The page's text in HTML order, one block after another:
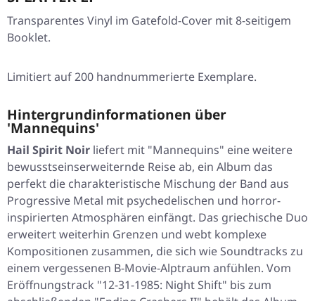
Transparentes Vinyl im Gatefold-Cover mit 8-seitigem
Booklet.
Limitiert auf 200 handnummerierte Exemplare.
Hintergrundinformationen über
'Mannequins'
Hail Spirit Noir liefert mit "Mannequins" eine weitere
bewusstseinserweiternde Reise ab, ein Album das
perfekt die charakteristische Mischung der Band aus
Progressive Metal mit psychedelischen und horror-
inspirierten Atmosphären einfängt. Das griechische Duo
erweitert weiterhin Grenzen und webt komplexe
Kompositionen zusammen, die sich wie Soundtracks zu
einem vergessenen B-Movie-Alptraum anfühlen. Vom
Eröffnungstrack "12-31-1985: Night Shift" bis zum